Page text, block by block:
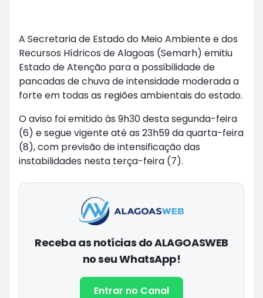
A Secretaria de Estado do Meio Ambiente e dos
Recursos Hídricos de Alagoas (Semarh) emitiu
Estado de Atenção para a possibilidade de
pancadas de chuva de intensidade moderada a
forte em todas as regiões ambientais do estado.
O aviso foi emitido às 9h30 desta segunda-feira
(6) e segue vigente até as 23h59 da quarta-feira
(8), com previsão de intensificação das
instabilidades nesta terça-feira (7).
Receba as notícias do ALAGOASWEB
no seu WhatsApp!
Entrar no Canal